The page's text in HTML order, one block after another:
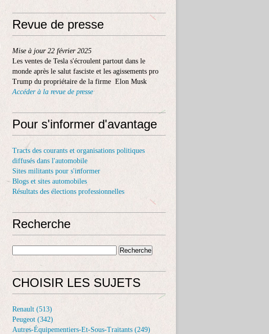
Revue de presse
Mise à jour 22 février 2025
Les ventes de Tesla s'écroulent partout dans le
monde après le salut fasciste et les agissements pro
Trump du propriétaire de la firme Elon Musk
Accéder à la revue de presse
Pour s'informer d'avantage
Tracts des courants et organisations politiques
diffusés dans l'automobile
Sites militants pour s'informer
Blogs et sites automobiles
Résultats des élections professionnelles
Recherche
CHOISIR LES SUJETS
Renault (513)
Peugeot (342)
Autres-Équipementiers-Et-Sous-Traitants (249)